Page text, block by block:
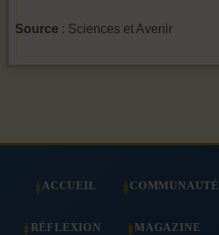
Source : Sciences et Avenir
ACCUEIL COMMUNAUTÉ
RÉFLEXION MAGAZINE